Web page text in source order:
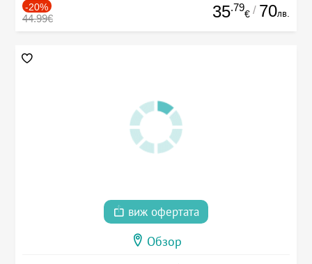
-20%
44.99€ 35.79
€ / 70лв.
виж офертата
Обзор